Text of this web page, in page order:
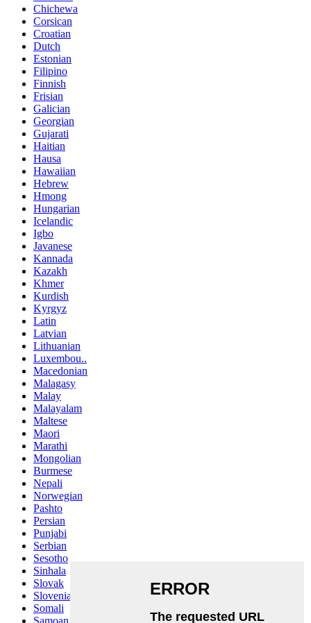
Chichewa
Corsican
Croatian
Dutch
Estonian
Filipino
Finnish
Frisian
Galician
Georgian
Gujarati
Haitian
Hausa
Hawaiian
Hebrew
Hmong
Hungarian
Icelandic
Igbo
Javanese
Kannada
Kazakh
Khmer
Kurdish
Kyrgyz
Latin
Latvian
Lithuanian
Luxembou..
Macedonian
Malagasy
Malay
Malayalam
Maltese
Maori
Marathi
Mongolian
Burmese
Nepali
Norwegian
Pashto
Persian
Punjabi
Serbian
Sesotho
Sinhala
Slovak
Slovenian
Somali
Samoan